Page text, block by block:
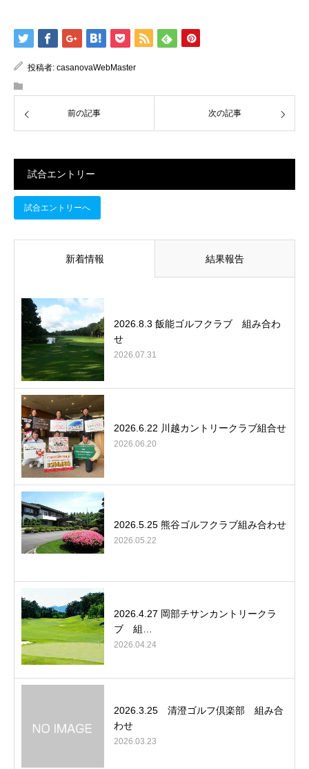
投稿者: casanovaWebMaster
前の記事 次の記事
試合エントリー
試合エントリーへ
新着情報 結果報告
2026.8.3 飯能ゴルフクラブ 組み合わ
せ
2026.07.31
2026.6.22 川越カントリークラブ組合せ
2026.06.20
2026.5.25 熊谷ゴルフクラブ組み合わせ
2026.05.22
2026.4.27 岡部チサンカントリークラ
ブ 組…
2026.04.24
2026.3.25 清澄ゴルフ倶楽部 組み合
わせ
2026.03.23